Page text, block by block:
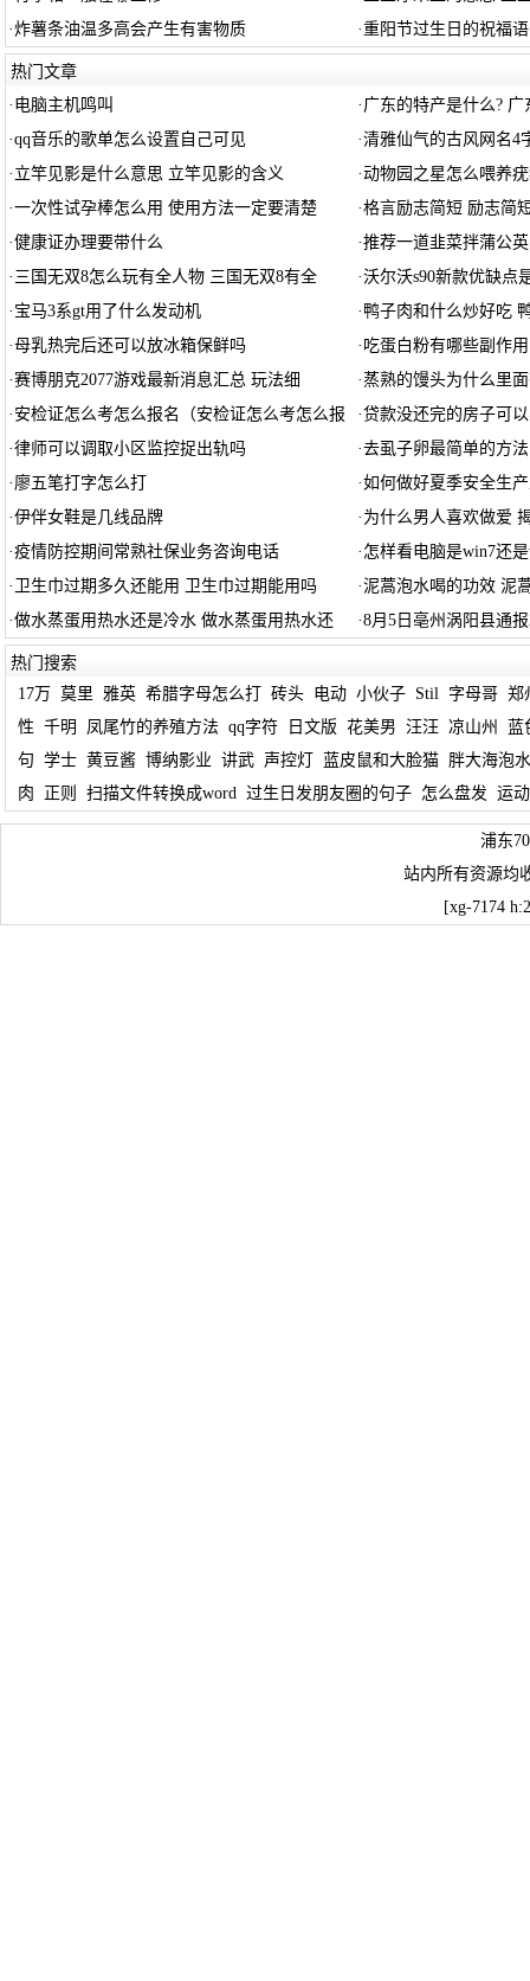
·炸薯条油温多高会产生有害物质 ·重阳节过生日的祝福
热门文章
· 电脑主机鸣叫 · 广东的特产是什么? 广
·qq音乐的歌单怎么设置自己可见 ·清雅仙气的古风网名4
· 立竿见影是什么意思 立竿见影的含义 ·动物园之星怎么喂养
·一次性试孕棒怎么用 使用方法一定要清楚 ·格言励志简短 励志简
·健康证办理要带什么 ·推荐一道韭菜拌蒲公
· 三国无双8怎么玩有全人物 三国无双8有全 ·沃尔沃s90新款优缺点
· 宝马3系gt用了什么发动机 · 鸭子肉和什么炒好吃
·母乳热完后还可以放冰箱保鲜吗 · 吃蛋白粉有哪些副作
·赛博朋克2077游戏最新消息汇总 玩法细 · 蒸熟的馒头为什么里
· 安检证怎么考怎么报名（安检证怎么考怎么报 ·贷款没还完的房子可
·律师可以调取小区监控捉出轨吗 ·去虱子卵最简单的方
· 廖五笔打字怎么打 ·如何做好夏季安全生
·伊伴女鞋是几线品牌 · 为什么男人喜欢做爱
·疫情防控期间常熟社保业务咨询电话 · 怎样看电脑是win7还
· 卫生巾过期多久还能用 卫生巾过期能用吗 ·泥蒿泡水喝的功效 泥
·做水蒸蛋用热水还是冷水 做水蒸蛋用热水还 ·8月5日亳州涡阳县通
热门搜索
17万
莫里 雅英 希腊字母怎么打 砖头 电动 小伙子 Stil 字母哥 郑
性 千明 凤尾竹的养殖方法 qq字符 日文版 花美男 汪汪 凉山州
蓝
句 学士 黄豆酱 博纳影业 讲武 声控灯 蓝皮鼠和大脸猫
胖大海泡
肉
正则 扫描文件转换成word 过生日发朋友圈的句子 怎么盘发 运
浦东
站内所有资源均
[xg-7174